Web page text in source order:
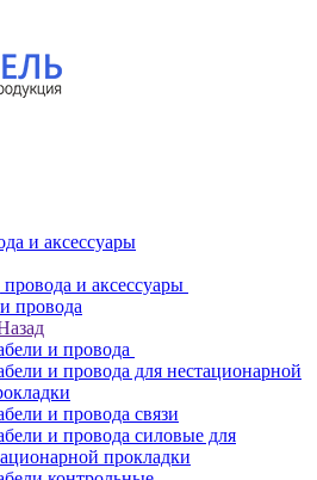
и аксессуары
и аксессуары
провода
и провода
и провода для нестационарной
и провода связи
и провода силовые для
прокладки